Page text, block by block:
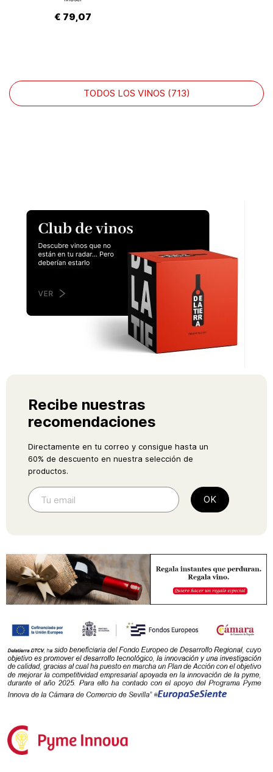
€ 79,07
TODOS LOS VINOS (713)
Recibe nuestras
recomendaciones
Directamente en tu correo y consigue hasta un
60% de descuento en nuestra selección de
productos.